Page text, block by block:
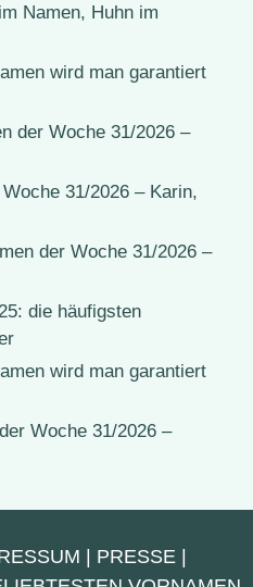
Namen, Huhn im
wird man garantiert
der Woche 31/2026 –
31/2026 – Karin,
der Woche 31/2026 –
die häufigsten
wird man garantiert
Woche 31/2026 –
| PRESSE |